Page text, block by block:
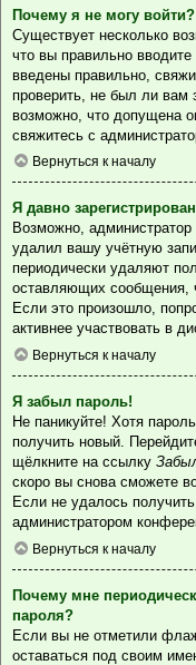
Почему я не могу войти?
Существует несколько
что вы правильно
введены правильно,
проверить, не был ли вам
возможно, что допущена
свяжитесь с
Вернуться к началу
Я давно
Возможно, администратор
удалил вашу учётную
периодически удаляют
оставляющих сообщения,
Если это произошло,
активнее участвовать в
Вернуться к началу
Я забыл пароль!
Не паникуйте! Хотя
получить новый.
щёлкните на ссылку
скоро вы снова сможете
Если не удалось
администратором
Вернуться к началу
Почему мне
пароля?
Если вы не отметили
оставаться под своим